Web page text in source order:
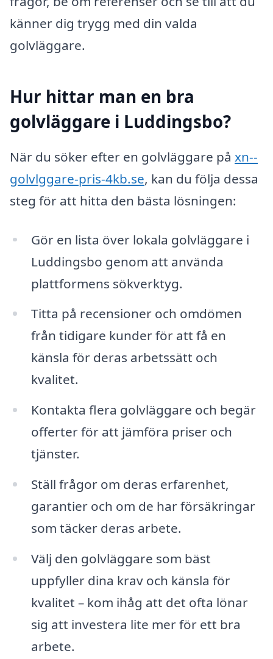
känner dig trygg med din valda
golvläggare.
Hur hittar man en bra
golvläggare i Luddingsbo?
När du söker efter en golvläggare på xn--
golvlggare-pris-4kb.se, kan du följa dessa
steg för att hitta den bästa lösningen:
Gör en lista över lokala golvläggare i
Luddingsbo genom att använda
plattformens sökverktyg.
Titta på recensioner och omdömen
från tidigare kunder för att få en
känsla för deras arbetssätt och
kvalitet.
Kontakta flera golvläggare och begär
offerter för att jämföra priser och
tjänster.
Ställ frågor om deras erfarenhet,
garantier och om de har försäkringar
som täcker deras arbete.
Välj den golvläggare som bäst
uppfyller dina krav och känsla för
kvalitet – kom ihåg att det ofta lönar
sig att investera lite mer för ett bra
arbete.